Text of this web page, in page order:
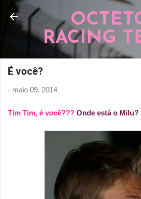
Pular para o conteúdo
RACING
É você?
- maio 09, 2014
Tim Tim, é você??? Onde está o Milu?